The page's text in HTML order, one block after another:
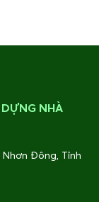
NHÀ
Đông, Tỉnh